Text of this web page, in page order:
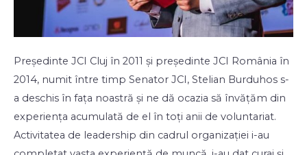
Președinte JCI Cluj în 2011 și președinte JCI România în
2014, numit între timp Senator JCI, Stelian Burduhos s-
a deschis în fața noastră și ne dă ocazia să învățăm din
experiența acumulată de el în toți anii de voluntariat.
Activitatea de leadership din cadrul organizației i-au